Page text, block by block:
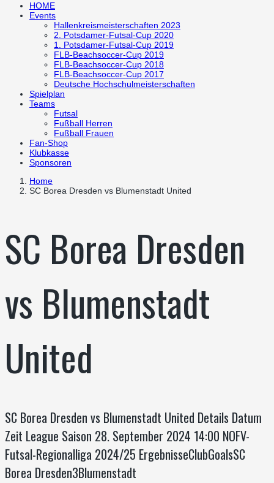
HOME
Events
Hallenkreismeisterschaften 2023
2. Potsdamer-Futsal-Cup 2020
1. Potsdamer-Futsal-Cup 2019
FLB-Beachsoccer-Cup 2019
FLB-Beachsoccer-Cup 2018
FLB-Beachsoccer-Cup 2017
Deutsche Hochschulmeisterschaften
Spielplan
Teams
Futsal
Fußball Herren
Fußball Frauen
Fan-Shop
Klubkasse
Sponsoren
Home
SC Borea Dresden vs Blumenstadt United
SC Borea Dresden
vs Blumenstadt
United
SC Borea Dresden vs Blumenstadt United Details Datum
Zeit League Saison 28. September 2024 14:00 NOFV-
Futsal-Regionalliga 2024/25 ErgebnisseClubGoalsSC
Borea Dresden3Blumenstadt